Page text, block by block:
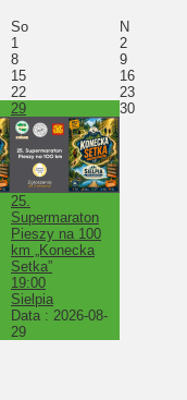
So
N
1
2
8
9
15
16
22
23
29
25.
Supermaraton
Pieszy na 100
km „Konecka
Setka”
19:00
Sielpia
Data : 2026-08-
29
30